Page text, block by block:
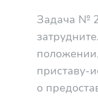
Задача №
приставу-
о